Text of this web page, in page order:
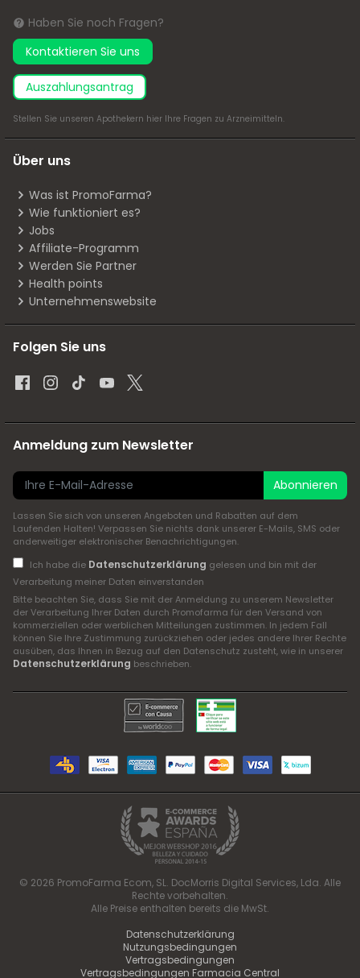
Haben Sie noch Fragen?
Kontaktieren Sie uns
Auszahlungsantrag
Stellen Sie unseren Apothekern hier Ihre Fragen zu Arzneimitteln.
Über uns
Was ist PromoFarma?
Wie funktioniert es?
Jobs
Affiliate-Programm
Werden Sie Partner
Health points
Unternehmenswebsite
Folgen Sie uns
Anmeldung zum Newsletter
Abonnieren
Lassen Sie sich von unseren Angeboten und Rabatten auf dem
Laufenden Halten! Verpassen Sie nichts dank unserer E-Mails, SMS oder
anderweitiger elektronischer Benachrichtigungen.
Ich habe die Datenschutzerklärung gelesen und bin mit der
Verarbeitung meiner Daten einverstanden
Bitte beachten Sie, dass Sie mit der Anmeldung zu unserem Newsletter
der Verarbeitung Ihrer Daten durch Promofarma für den Versand von
kommerziellen oder werblichen Mitteilungen zustimmen. In jedem Fall
können Sie Ihre Zustimmung zurückziehen oder jedes andere Ihrer Rechte
ausüben, das Ihnen in Bezug auf den Datenschutz zusteht, wie in unserer
Datenschutzerklärung beschrieben.
© 2026 PromoFarma Ecom, SL. DocMorris Digital Services, Lda. Alle
Rechte vorbehalten.
Alle Preise enthalten bereits die MwSt.
Datenschutzerklärung
Nutzungsbedingungen
Vertragsbedingungen
Vertragsbedingungen Farmacia Central